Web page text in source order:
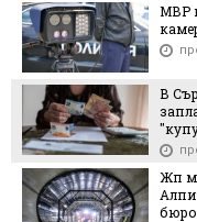
МВР
В
Жп